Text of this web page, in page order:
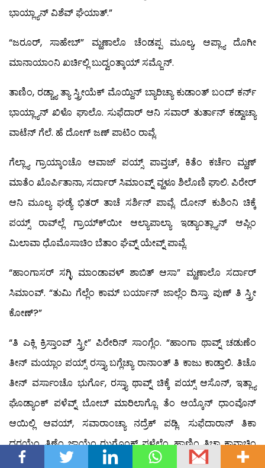
ಭಾಯ್ಲ್ಯಾನ್ ವಿಶೆವ್ ಘೆಯಾತ್.”
“ಜರೂರ್, ಸಾಹೇಬ್” ಮ್ಹಣಾಲೊ ಚೆಂಡಪ್ಪ ಮೂಲ್ಯ, ಆಪ್ಲ್ಯಾ ದೊಗೀ
ಮಾನಾಯಾಂನಿ ಖರ್ಚಿಲ್ಲಿ ಬುದ್ವಂತ್ಕಾಯ್ ಸಮ್ಜೊನ್.
ತಾಣಿಂ, ರಡ್ಚ್ಯಾ ತ್ಯಾ ಸ್ತ್ರೀಯೆಕ್ ಮೊಯ್ದಿನ್ ಬ್ಯಾರಿಚ್ಯಾ ಕುಡಾಂತ್ ಬಂದ್ ಕರ್ನ್
ಭಾಯ್ಲ್ಯಾನ್ ಖಿಳೊ ಘಾಲೊ. ಸುಫೆದಾರ್ ಆನಿ ಸವಾರ್ ತುರ್ತಾನ್ ಕಡ್ವಾಚ್ಯಾ
ವಾಟೆನ್ ಗೆಲೆ. ಹೆ ದೋಗ್ ಜಣ್ ಪಾಟಿಂ ರಾವ್ಲೆ.
ಗೆಲ್ಲ್ಯಾ ಗ್ರಾಯ್ಕಾಂಚೊ ಆವಾಜ್ ಪಯ್ಸ್ ಪಾವ್ತಚ್, ಕಿತೆಂ ಕರ್ಚೆಂ ಮ್ಹಣ್
ಮಾತೆಂ ಖೊರ್ಪಿತಾನಾ, ಸರ್ದಾರ್ ಸಿಮಾಂವ್ನ್ ವ್ಹಳೂ ಶಿಲೊಣಿ ಘಾಲಿ. ಪಿರೇರ್
ಆನಿ ಮೂಲ್ಯ ಘಡ್ಯೆ ಭಿತರ್ ತಾಚೆ ಸರ್ಶಿನ್ ಪಾವ್ಲೆ. ದೋನ್ ಕುಶಿಂನಿ ಚಿಕ್ಕೆ
ಪಯ್ಸ್ ರಾವ್‍ಲ್ಲೆ ಗ್ರಾಯ್ಕ್‍ಯೀ ಆಲ್ಯಾಪಾಲ್ಯಾ ಇಡ್ಯಾಂತ್ಲ್ಯಾನ್ ಆಪ್ಲಿಂ
ಮಿಲಾವಾ ಧೊಮೊಸಾಚಿಂ ಬೆತಾಂ ಘೆವ್ನ್ ಯೇವ್ನ್ ಪಾವ್ಲೆ.
“ಹಾಂಗಾಸರ್ ಸಗ್ಳಿ ಮಾಂಡಾವಳ್ ಶಾಬಿತ್ ಆಸಾ” ಮ್ಹಣಾಲೊ ಸರ್ದಾರ್
ಸಿಮಾಂವ್. “ತುಮಿ ಗೆಲ್ಲೆಂ ಕಾಮ್ ಬರ್ಯಾನ್ ಜಾಲ್ಲೆಂ ದಿಸ್ತಾ. ಪುಣ್ ತಿ ಸ್ತ್ರೀ
ಕೋಣ್?”
“ತಿ ಎಕ್ಲಿ ಕ್ರಿಸ್ತಾಂವ್ ಸ್ತ್ರೀ” ಪಿರೇರಿನ್ ಸಾಂಗ್ಲೆಂ. “ಹಾಂಗಾ ಥಾವ್ನ್ ಚಡುಣೆಂ
ತೀನ್ ಮಯ್ಲಾಂ ಪಯ್ಸ್ ರಸ್ತ್ಯಾ ಬಗ್ಲೆಚ್ಯಾ ರಾನಾಂತ್ ತಿ ಕಾಜು ಕಾಡ್ತಾಲಿ. ತಿಚೊ
ತೀನ್ ವರ್ಸಾಂಚೊ ಭುರ್ಗೊ, ರಸ್ತ್ಯಾ ಥಾವ್ನ್ ಚಿಕ್ಕೆ ಪಯ್ಸ್ ಆಸೊನ್, ಇತ್ಲ್ಯಾ
ಘೊಡ್ಯಾಂಕ್ ಪಳೆವ್ನ್ ಬೋಬ್ ಮಾರಿಲಾಗ್ಲೊ. ತೆಂ ಆಯ್ಕೊನ್ ಧಾಂವೊನ್
ಆಯಿಲ್ಲಿ ಆವಯ್, ಸವಾರಾಂಚ್ಯಾ ನದ್ರೆಕ್ ಪಡ್ಲಿ. ಸುಫೆದಾರಾನ್ ತಿಕಾ
ಧರಯ್ಲೆಂ. ತಿಣೆಂ ಜಾಯ್ತೆಂ ಝಗ್ಡೊಂಕ್ ಪಳೆಲೆಂ. ಹಾಣಿಂ ತಿಚ್ಯಾ ಕಾನಾಚಿಂ
ಕುಡ್ಕಾಂ ವೋಡ್ನ್, ತಿ ಸೊಭಿತ್‍ಯೀ ಆಸಾ ಮ್ಹಳ್ಳೆಂ ದೆಖೊನ್ – ವೇಳ್ ಪಾಶಾರ್